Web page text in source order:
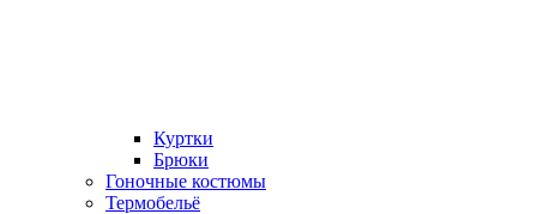
Куртки
Брюки
Гоночные костюмы
Термобельё